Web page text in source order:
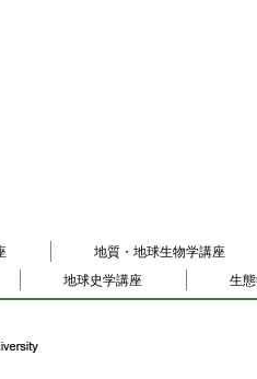
地質・地球生物学講座
地球史学講座 生